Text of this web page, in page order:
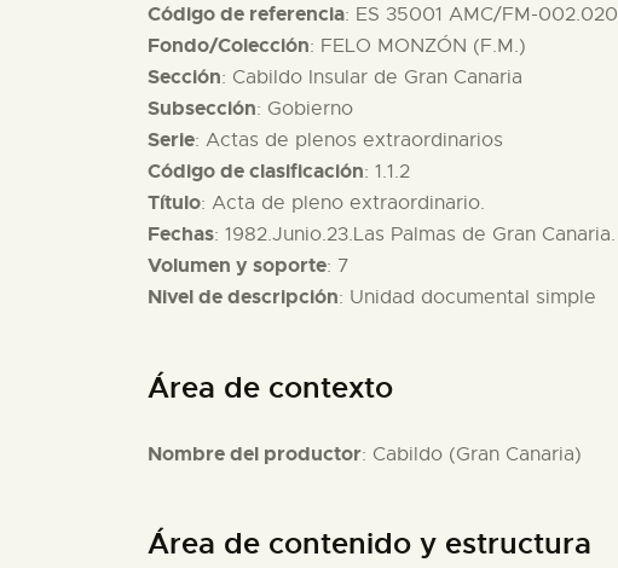
Código de referencia: ES 35001 AMC/FM-002.020
Fondo/Colección: FELO MONZÓN (F.M.)
Sección: Cabildo Insular de Gran Canaria
Subsección: Gobierno
Serie: Actas de plenos extraordinarios
Código de clasificación: 1.1.2
Título: Acta de pleno extraordinario.
Fechas: 1982.Junio.23.Las Palmas de Gran Canaria.
Volumen y soporte: 7
Nivel de descripción: Unidad documental simple
Área de contexto
Nombre del productor: Cabildo (Gran Canaria)
Área de contenido y estructura